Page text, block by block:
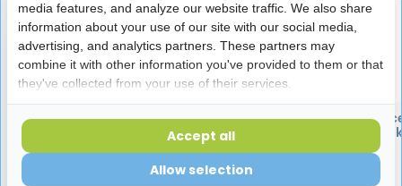
GUM AftaClear
mondspoeling - 120 ml
GUM
Tabletten | 30
media features, and analyze our website traffic. We also share
information about your use of our site with our social media,
advertising, and analytics partners. These partners may
combine it with other information you've provided to them or that
they've collected from your use of their services.
Allow selection
Accept all